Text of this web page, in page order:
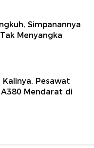
Simpanannya
Menyangka
Pesawat
A380 Mendarat di